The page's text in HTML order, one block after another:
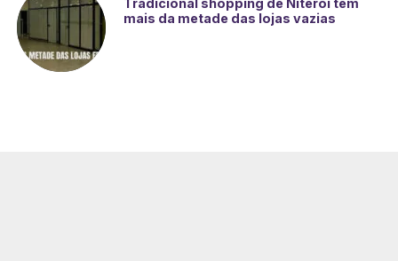
Tradicional shopping de Niterói tem
mais da metade das lojas vazias